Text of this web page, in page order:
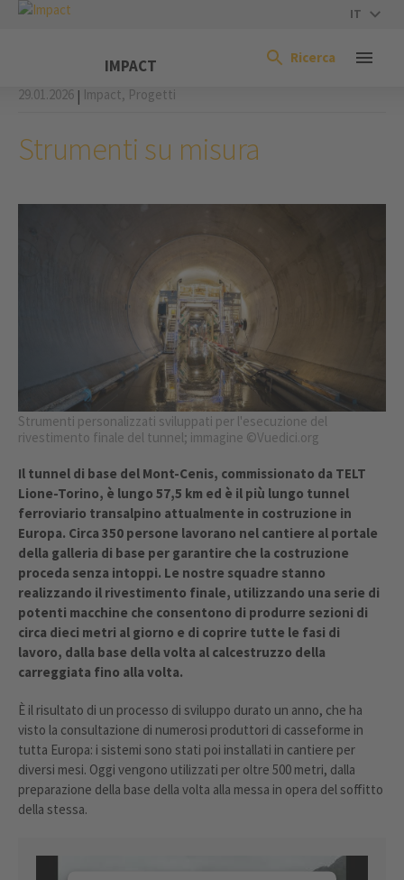
IT
IMPACT Ricerca
29.01.2026 | Impact, Progetti
Strumenti su misura
Strumenti personalizzati sviluppati per l'esecuzione del
rivestimento finale del tunnel; immagine ©Vuedici.org
Il tunnel di base del Mont-Cenis, commissionato da TELT
Lione-Torino, è lungo 57,5 km ed è il più lungo tunnel
ferroviario transalpino attualmente in costruzione in
Europa. Circa 350 persone lavorano nel cantiere al portale
della galleria di base per garantire che la costruzione
proceda senza intoppi. Le nostre squadre stanno
realizzando il rivestimento finale, utilizzando una serie di
potenti macchine che consentono di produrre sezioni di
circa dieci metri al giorno e di coprire tutte le fasi di
lavoro, dalla base della volta al calcestruzzo della
carreggiata fino alla volta.
È il risultato di un processo di sviluppo durato un anno, che ha
visto la consultazione di numerosi produttori di casseforme in
tutta Europa: i sistemi sono stati poi installati in cantiere per
diversi mesi. Oggi vengono utilizzati per oltre 500 metri, dalla
preparazione della base della volta alla messa in opera del soffitto
della stessa.